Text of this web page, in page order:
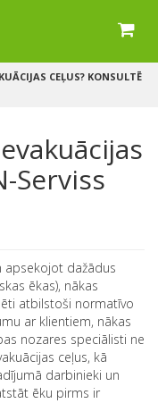
CEĻUS? KONSULTĒ
Serviss
apsekojot dažādus
ēkas), nākas
atbilstoši normatīvo
ar klientiem, nākas
nozares speciālisti ne
ceļus, kā
darbinieki un
ēku pirms ir